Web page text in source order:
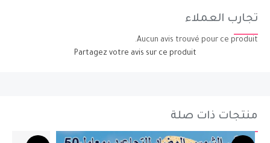
تجارب العملاء
Aucun avis trouvé pour ce produit.
Partagez votre avis sur ce produit
منتجات ذات صلة